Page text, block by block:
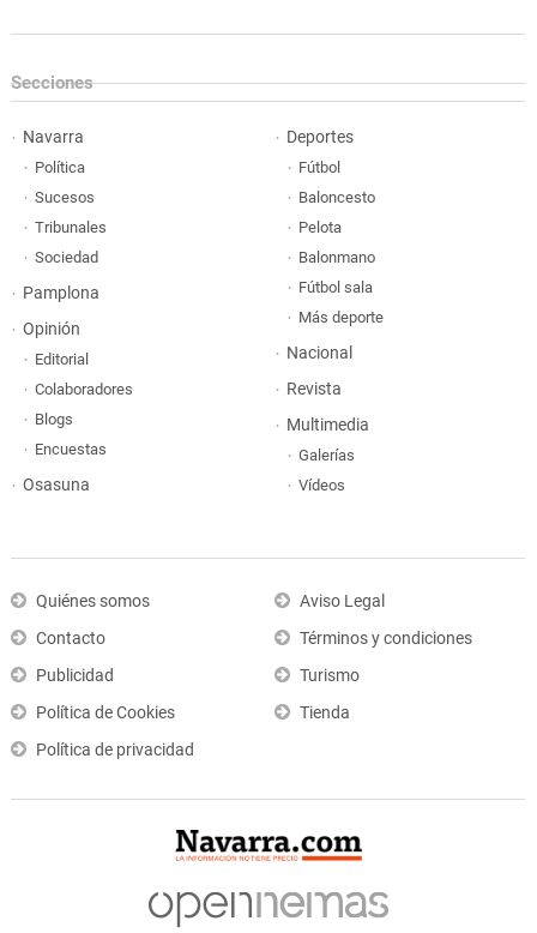
Secciones
Navarra
Política
Sucesos
Tribunales
Sociedad
Pamplona
Opinión
Editorial
Colaboradores
Blogs
Encuestas
Osasuna
Deportes
Fútbol
Baloncesto
Pelota
Balonmano
Fútbol sala
Más deporte
Nacional
Revista
Multimedia
Galerías
Vídeos
Quiénes somos
Contacto
Publicidad
Política de Cookies
Política de privacidad
Aviso Legal
Términos y condiciones
Turismo
Tienda